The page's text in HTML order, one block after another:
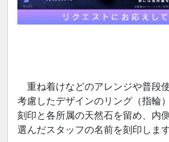
重ね着けなどのアレンジや普段
考慮したデザインのリング（指輪
刻印と各所属の天然石を留め、内
選んだスタッフの名前を刻印します